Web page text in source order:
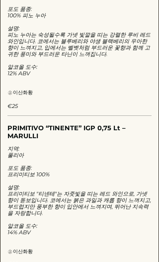
포도 품종:
100% 피노 누아
설명:
피노 누아는 숙성될수록 가넷 빛깔을 띠는 강렬한 루비 레드
와인입니다. 코에서는 블루베리와 야생 블랙베리의 우아한
향이 느껴지고, 입에서는 벨벳처럼 부드러운 꽃향과 함께 고
귀한 풍미와 부드러운 타닌이 느껴집니다.
알코올 도수:
12% ABV
€25
이산화황
PRIMITIVO “TINENTE” IGP 0,75 Lt –
MARULLI
지역:
풀리아
포도 품종:
프리미티보 100%
설명:
프리미티보 "티넨테"는 자줏빛을 띠는 레드 와인으로, 가넷
향이 돋보입니다. 코에서는 붉은 과일과 캐롭 향이 느껴지고,
부드럽지만 풍부한 향이 입안에서 느껴지며, 뛰어난 지속력
을 자랑합니다.
알코올 도수:
14% ABV
이산화황